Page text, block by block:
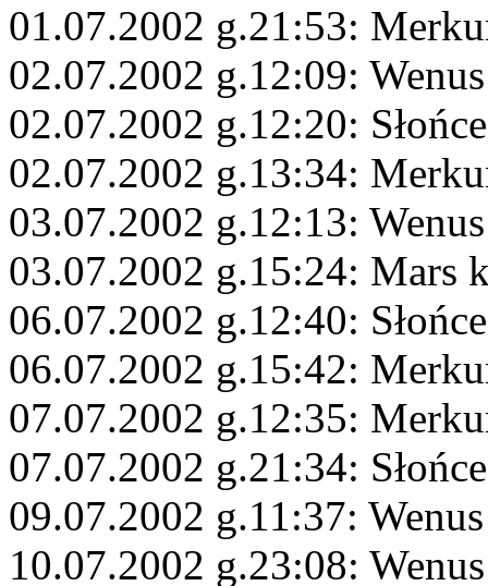
01.07.2002 g.21:53:
02.07.2002 g.12:09:
02.07.2002 g.12:20:
02.07.2002 g.13:34:
03.07.2002 g.12:13:
03.07.2002 g.15:24: Mars
06.07.2002 g.12:40:
06.07.2002 g.15:42:
07.07.2002 g.12:35:
07.07.2002 g.21:34:
09.07.2002 g.11:37:
10.07.2002 g.23:08: